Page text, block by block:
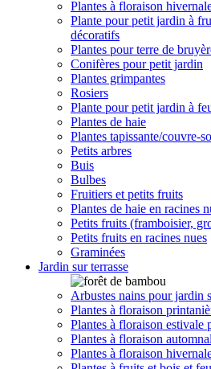
Plantes à floraison
Plante pour petit jardin à
décoratifs
Plantes pour terre de
Conifères pour petit jardin
Plantes grimpantes
Rosiers
Plante pour petit jardin à
Plantes de haie
Plantes tapissante/couvre-
Petits arbres
Buis
Bulbes
Fruitiers et petits fruits
Plantes de haie en racines
Petits fruits (framboisier,
Petits fruits en racines nues
Graminées
Jardin sur terrasse
Arbustes nains pour jardin
Plantes à floraison
Plantes à floraison estivale
Plantes à floraison
Plantes à floraison